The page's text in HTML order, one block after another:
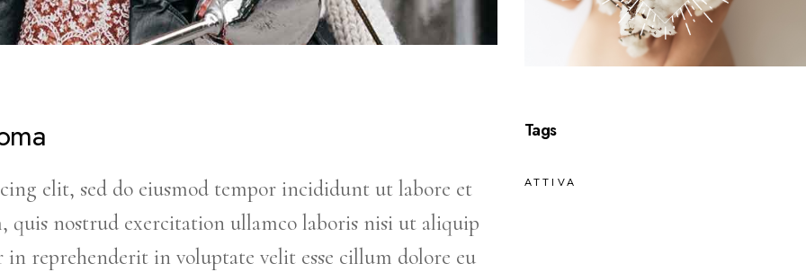
elit, sed do eiusmod tempor incididunt ut labore et
nostrud exercitation ullamco laboris nisi ut aliquip
reprehenderit in voluptate velit esse cillum dolore eu
Tags
ATTIVA